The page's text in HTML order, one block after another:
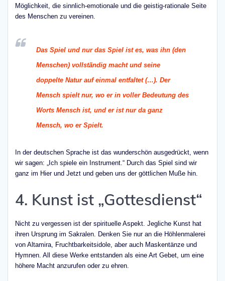
Möglichkeit, die sinnlich-emotionale und die geistig-rationale Seite
des Menschen zu vereinen.
Das Spiel und nur das Spiel ist es, was ihn (den
Menschen) vollständig macht und seine
doppelte Natur auf einmal entfaltet (…). Der
Mensch spielt nur, wo er in voller Bedeutung des
Worts Mensch ist, und er ist nur da ganz
Mensch, wo er Spielt.
In der deutschen Sprache ist das wunderschön ausgedrückt, wenn
wir sagen: „Ich spiele ein Instrument.“ Durch das Spiel sind wir
ganz im Hier und Jetzt und geben uns der göttlichen Muße hin.
4. Kunst ist „Gottesdienst“
Nicht zu vergessen ist der spirituelle Aspekt. Jegliche Kunst hat
ihren Ursprung im Sakralen. Denken Sie nur an die Höhlenmalerei
von Altamira, Fruchtbarkeitsidole, aber auch Maskentänze und
Hymnen. All diese Werke entstanden als eine Art Gebet, um eine
höhere Macht anzurufen oder zu ehren.